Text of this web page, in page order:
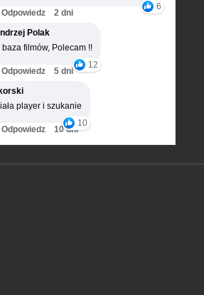
6
Odpowiedz
2 dni
Polak
filmów, Polecam !!
12
Odpowiedz
5 dni
player i szukanie
10
Odpowiedz 10 dni